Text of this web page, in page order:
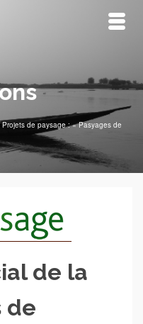
de paysage : « Pasyages de
de la
de